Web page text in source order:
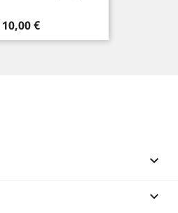
Prix
10,00 €

